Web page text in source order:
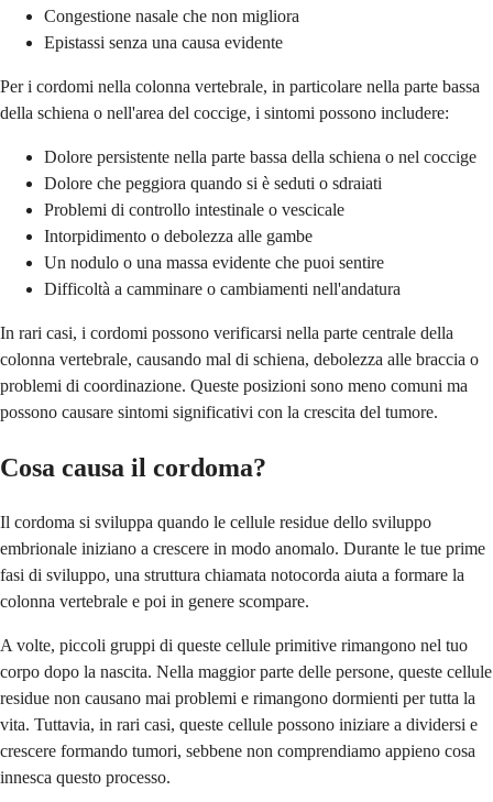
Congestione nasale che non migliora
Epistassi senza una causa evidente
Per i cordomi nella colonna vertebrale, in particolare nella parte bassa
della schiena o nell'area del coccige, i sintomi possono includere:
Dolore persistente nella parte bassa della schiena o nel coccige
Dolore che peggiora quando si è seduti o sdraiati
Problemi di controllo intestinale o vescicale
Intorpidimento o debolezza alle gambe
Un nodulo o una massa evidente che puoi sentire
Difficoltà a camminare o cambiamenti nell'andatura
In rari casi, i cordomi possono verificarsi nella parte centrale della
colonna vertebrale, causando mal di schiena, debolezza alle braccia o
problemi di coordinazione. Queste posizioni sono meno comuni ma
possono causare sintomi significativi con la crescita del tumore.
Cosa causa il cordoma?
Il cordoma si sviluppa quando le cellule residue dello sviluppo
embrionale iniziano a crescere in modo anomalo. Durante le tue prime
fasi di sviluppo, una struttura chiamata notocorda aiuta a formare la
colonna vertebrale e poi in genere scompare.
A volte, piccoli gruppi di queste cellule primitive rimangono nel tuo
corpo dopo la nascita. Nella maggior parte delle persone, queste cellule
residue non causano mai problemi e rimangono dormienti per tutta la
vita. Tuttavia, in rari casi, queste cellule possono iniziare a dividersi e
crescere formando tumori, sebbene non comprendiamo appieno cosa
innesca questo processo.